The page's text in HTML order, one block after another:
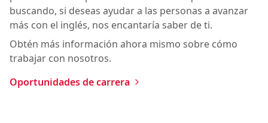
buscando, si deseas ayudar a las personas a avanzar
más con el inglés, nos encantaría saber de ti.
Obtén más información ahora mismo sobre cómo
trabajar con nosotros.
Oportunidades de carrera